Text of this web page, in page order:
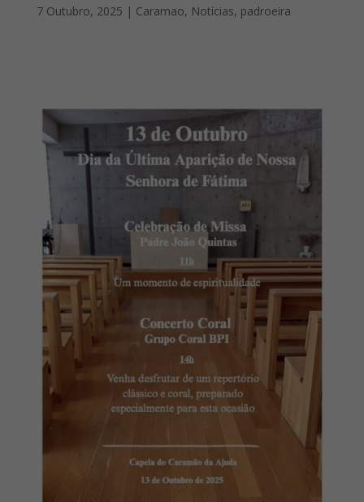
7 Outubro, 2025 | Caramao, Notícias, padroeira